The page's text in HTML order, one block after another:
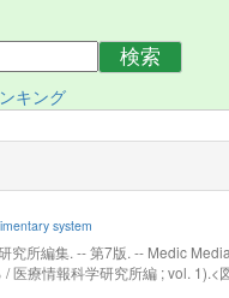
検索
キング
system
究所編集. -- 第7版. -- Medic
/ 医療情報科学研究所編 ; vol. 1).<